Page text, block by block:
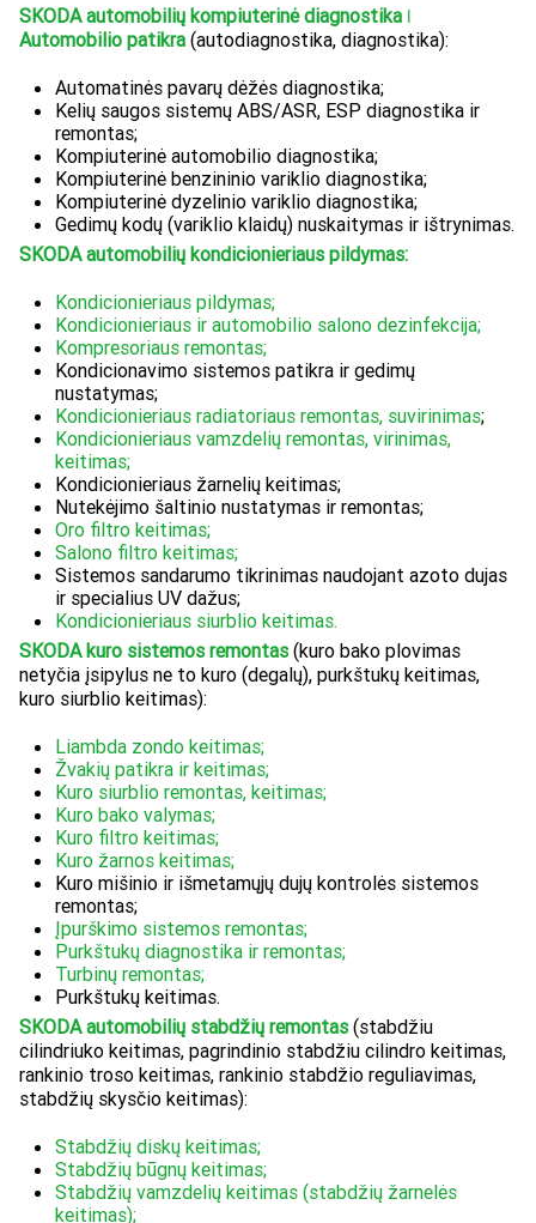
SKODA automobilių kompiuterinė diagnostika ǀ
Automobilio patikra (autodiagnostika, diagnostika):
Automatinės pavarų dėžės diagnostika;
Kelių saugos sistemų ABS/ASR, ESP diagnostika ir
remontas;
Kompiuterinė automobilio diagnostika;
Kompiuterinė benzininio variklio diagnostika;
Kompiuterinė dyzelinio variklio diagnostika;
Gedimų kodų (variklio klaidų) nuskaitymas ir ištrynimas.
SKODA automobilių kondicionieriaus pildymas:
Kondicionieriaus pildymas;
Kondicionieriaus ir automobilio salono dezinfekcija;
Kompresoriaus remontas;
Kondicionavimo sistemos patikra ir gedimų
nustatymas;
Kondicionieriaus radiatoriaus remontas, suvirinimas;
Kondicionieriaus vamzdelių remontas, virinimas,
keitimas;
Kondicionieriaus žarnelių keitimas;
Nutekėjimo šaltinio nustatymas ir remontas;
Oro filtro keitimas;
Salono filtro keitimas;
Sistemos sandarumo tikrinimas naudojant azoto dujas
ir specialius UV dažus;
Kondicionieriaus siurblio keitimas.
SKODA kuro sistemos remontas(kuro bako plovimas
netyčia įsipylus ne to kuro (degalų), purkštukų keitimas,
kuro siurblio keitimas):
Liambda zondo keitimas;
Žvakių patikra ir keitimas;
Kuro siurblio remontas, keitimas;
Kuro bako valymas;
Kuro filtro keitimas;
Kuro žarnos keitimas;
Kuro mišinio ir išmetamųjų dujų kontrolės sistemos
remontas;
Įpurškimo sistemos remontas;
Purkštukų diagnostika ir remontas;
Turbinų remontas;
Purkštukų keitimas.
SKODA automobilių stabdžių remontas(stabdžiu
cilindriuko keitimas, pagrindinio stabdžiu cilindro keitimas,
rankinio troso keitimas, rankinio stabdžio reguliavimas,
stabdžių skysčio keitimas):
Stabdžių diskų keitimas;
Stabdžių būgnų keitimas;
Stabdžių vamzdelių keitimas (stabdžių žarnelės
keitimas);